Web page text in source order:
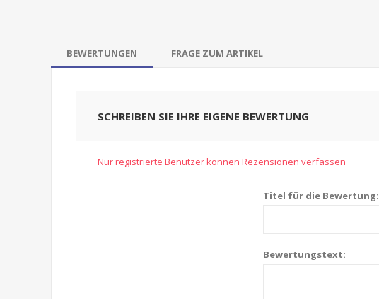
BEWERTUNGEN FRAGE ZUM ARTIKEL
SCHREIBEN SIE IHRE EIGENE BEWERTUNG
Nur registrierte Benutzer können Rezensionen verfassen
Titel für die Bewertung:
Bewertungstext: